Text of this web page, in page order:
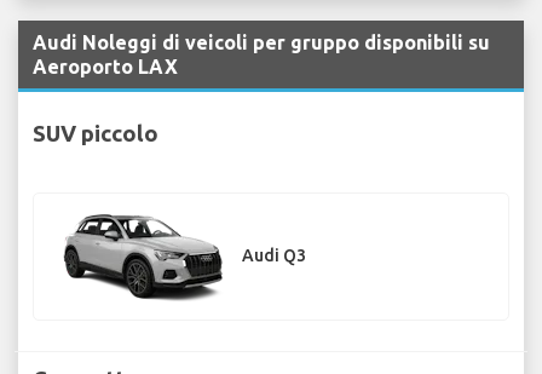
Audi Noleggi di veicoli per gruppo disponibili su
Aeroporto LAX
SUV piccolo
Audi Q3